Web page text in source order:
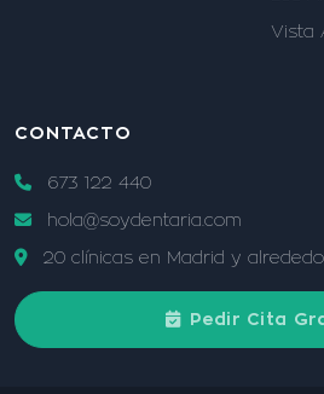
Vista
CONTACTO
673 122 440
hola@soydentaria.com
20 clínicas en Madrid y
Pedir Cita